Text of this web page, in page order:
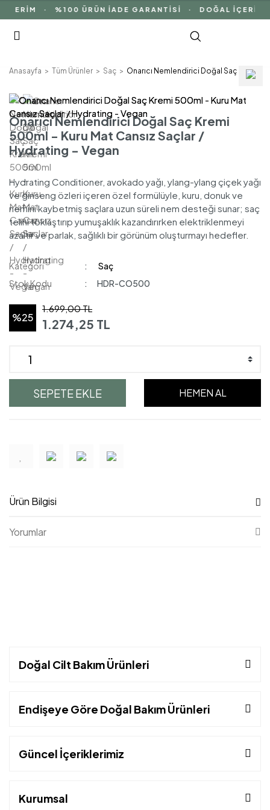
· %100 ÜRÜN İADE GARANTİSİ · DOĞAL İÇERİK
Anasayfa Tüm Ürünler Saç Onarıcı Nemlendirici Doğal Saç Kremi
Onarıcı Nemlendirici Doğal Saç Kremi
500ml - Kuru Mat Cansız Saçlar /
Hydrating - Vegan
Hydrating Conditioner, avokado yağı, ylang-ylang çiçek yağı
ve ginseng özleri içeren özel formülüyle, kuru, donuk ve
nemini kaybetmiş saçlara uzun süreli nem desteği sunar; saç
telini toklaştırıp yumuşaklık kazandırırken elektriklenmeyi
azaltır ve parlak, sağlıklı bir görünüm oluşturmayı hedefler.
Kategori
Saç
Stok Kodu
HDR-CO500
%25
1.699,00 TL
1.274,25 TL
SEPETE EKLE HEMEN AL
Ürün Bilgisi
Yorumlar
Doğal Cilt Bakım Ürünleri
Endişeye Göre Doğal Bakım Ürünleri
Güncel İçeriklerimiz
Kurumsal